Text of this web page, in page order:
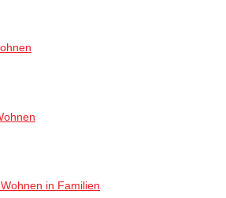
in Familien